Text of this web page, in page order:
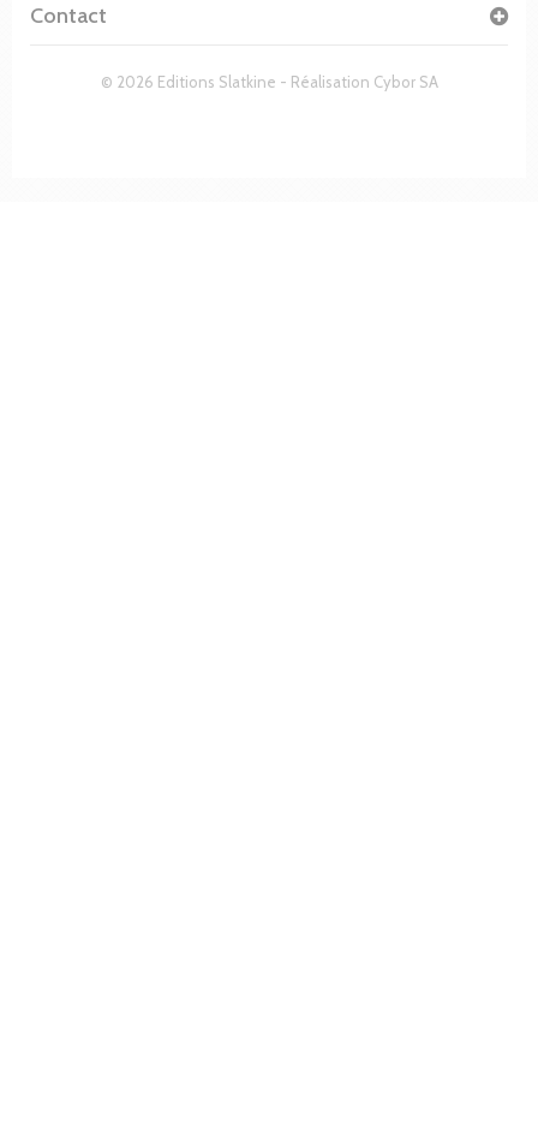
© 2026 Editions Slatkine - Réalisation Cybor SA
Contact